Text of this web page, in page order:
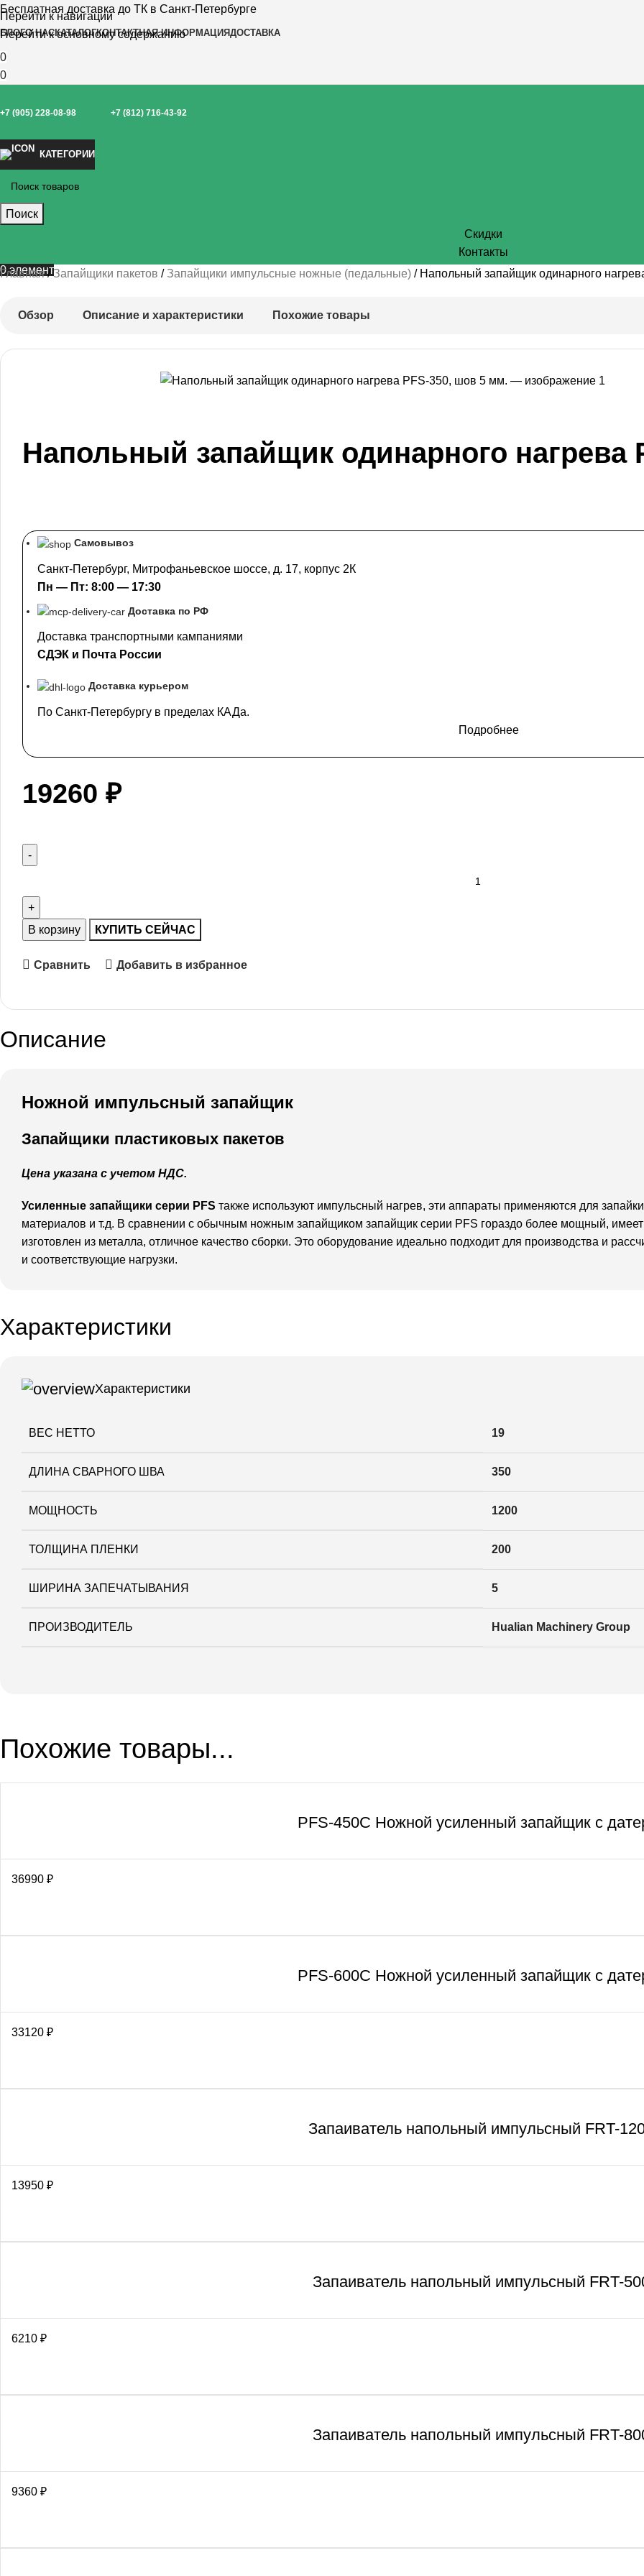
Перейти к навигации
Перейти к основному содержанию
Бесплатная доставка до ТК в Санкт-Петербурге
БЛОГО НАСКАТАЛОГКОНТАКТНАЯ ИНФОРМАЦИЯДОСТАВКА
0
0
+7 (905) 228-08-98 +7 (812) 716-43-92
КАТЕГОРИИ
Поиск
Скидки
Контакты
0элемент
Главная Запайщики пакетов Запайщики импульсные ножные (педальные) Напольный запайщик одинарного
Обзор Описание и характеристики Похожие товары
Напольный запайщик одинарного нагрева
Самовывоз
Санкт-Петербург, Митрофаньевское шоссе, д. 17, корпус 2К
Пн — Пт: 8:00 — 17:30
Доставка по РФ
Доставка транспортными кампаниями
СДЭК и Почта России
Доставка курьером
По Санкт-Петербургу в пределах КАДа.
Подробнее
19260 ₽
В корзину КУПИТЬ СЕЙЧАС
Сравнить Добавить в избранное
Описание
Ножной импульсный запайщик
Запайщики пластиковых пакетов
Цена указана с учетом НДС.
Усиленные запайщики серии PFS также используют импульсный нагрев, эти аппараты применяются для
материалов и т.д. В сравнении с обычным ножным запайщиком запайщик серии PFS гораздо более мощный,
изготовлен из металла, отличное качество сборки. Это оборудование идеально подходит для производства и
и соответствующие нагрузки.
Характеристики
Характеристики
ВЕС НЕТТО 19
ДЛИНА СВАРНОГО ШВА 350
МОЩНОСТЬ 1200
ТОЛЩИНА ПЛЕНКИ 200
ШИРИНА ЗАПЕЧАТЫВАНИЯ 5
ПРОИЗВОДИТЕЛЬ Hualian Machinery Group
Похожие товары...
PFS-450C Ножной усиленный запайщик с
36990 ₽
PFS-600C Ножной усиленный запайщик с
33120 ₽
Запаиватель напольный импульсный FRT-
13950 ₽
Запаиватель напольный импульсный FRT-
6210 ₽
Запаиватель напольный импульсный FRT-
9360 ₽